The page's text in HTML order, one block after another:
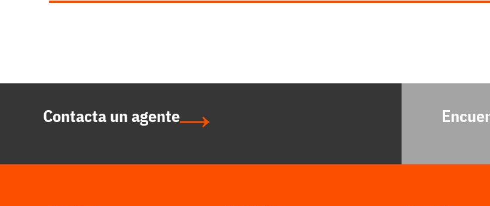
Contacta un agente